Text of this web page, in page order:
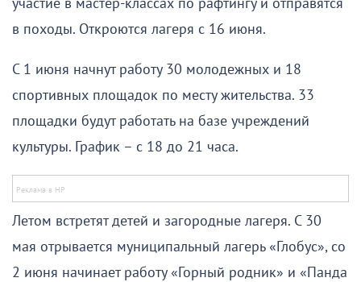
в походы. Откроются лагеря с 16 июня.
С 1 июня начнут работу 30 молодежных и 18
спортивных площадок по месту жительства. 33
площадки будут работать на базе учреждений
культуры. График – с 18 до 21 часа.
Летом встретят детей и загородные лагеря. С 30
мая отрывается муниципальный лагерь «Глобус», со
2 июня начинает работу «Горный родник» и «Панда